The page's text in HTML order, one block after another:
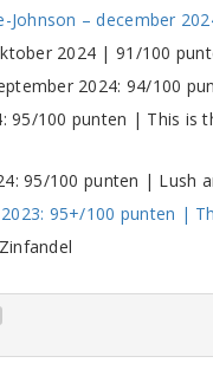
Johnson – december
2024 | 91/100
2024: 94/100
95/100 punten | This is
95/100 punten | Lush
95+/100 punten |